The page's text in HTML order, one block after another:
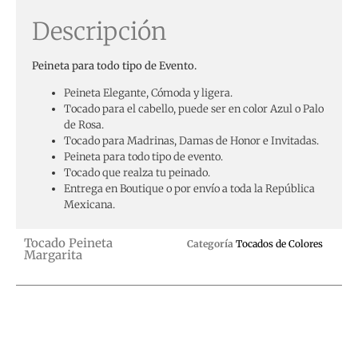
Descripción
Peineta para todo tipo de Evento.
Peineta Elegante, Cómoda y ligera.
Tocado para el cabello, puede ser en color Azul o Palo
de Rosa.
Tocado para Madrinas, Damas de Honor e Invitadas.
Peineta para todo tipo de evento.
Tocado que realza tu peinado.
Entrega en Boutique o por envío a toda la República
Mexicana.
Tocado Peineta
Margarita
Categoría Tocados de Colores